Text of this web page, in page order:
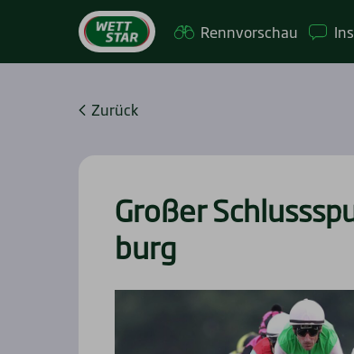
Renn­vor­schau
Zurück
Gro­ßer
burg